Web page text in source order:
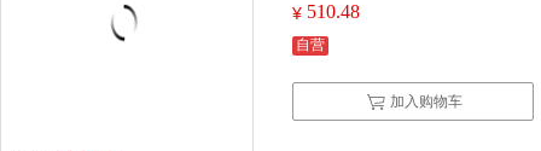
¥ 510.48
自营
加入购物车